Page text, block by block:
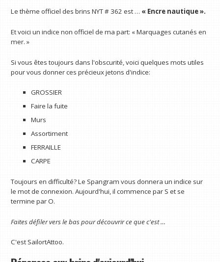
Le thème officiel des brins NYT # 362 est … « Encre nautique ».
Et voici un indice non officiel de ma part: « Marquages ​​cutanés en
mer. »
Si vous êtes toujours dans l'obscurité, voici quelques mots utiles
pour vous donner ces précieux jetons d'indice:
GROSSIER
Faire la fuite
Murs
Assortiment
FERRAILLE
CARPE
Toujours en difficulté? Le Spangram vous donnera un indice sur
le mot de connexion. Aujourd'hui, il commence par S et se
termine par O.
Faites défiler vers le bas pour découvrir ce que c'est …
C'est SailortAttoo.